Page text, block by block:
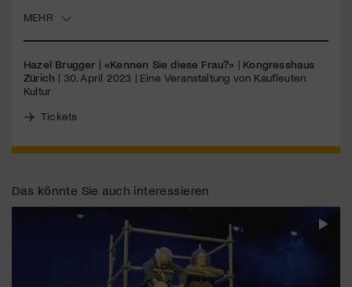
MEHR
Hazel Brugger | «Kennen Sie diese Frau?» | Kongresshaus
Zürich | 30. April 2023 | Eine Veranstaltung von Kaufleuten
Kultur
Tickets
Das könnte Sie auch interessieren